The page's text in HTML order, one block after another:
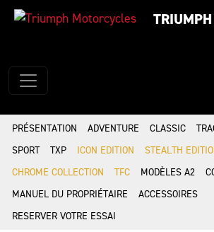
PRÉSENTATION ADVENTURE CLASSIC
SPORT
TXP ICON EDITION
STEALTH
CHROME COLLECTION
TFC MODÈLES A2
MANUEL DU PROPRIÉTAIRE
ACCESSOIRES
RESERVER VOTRE ESSAI